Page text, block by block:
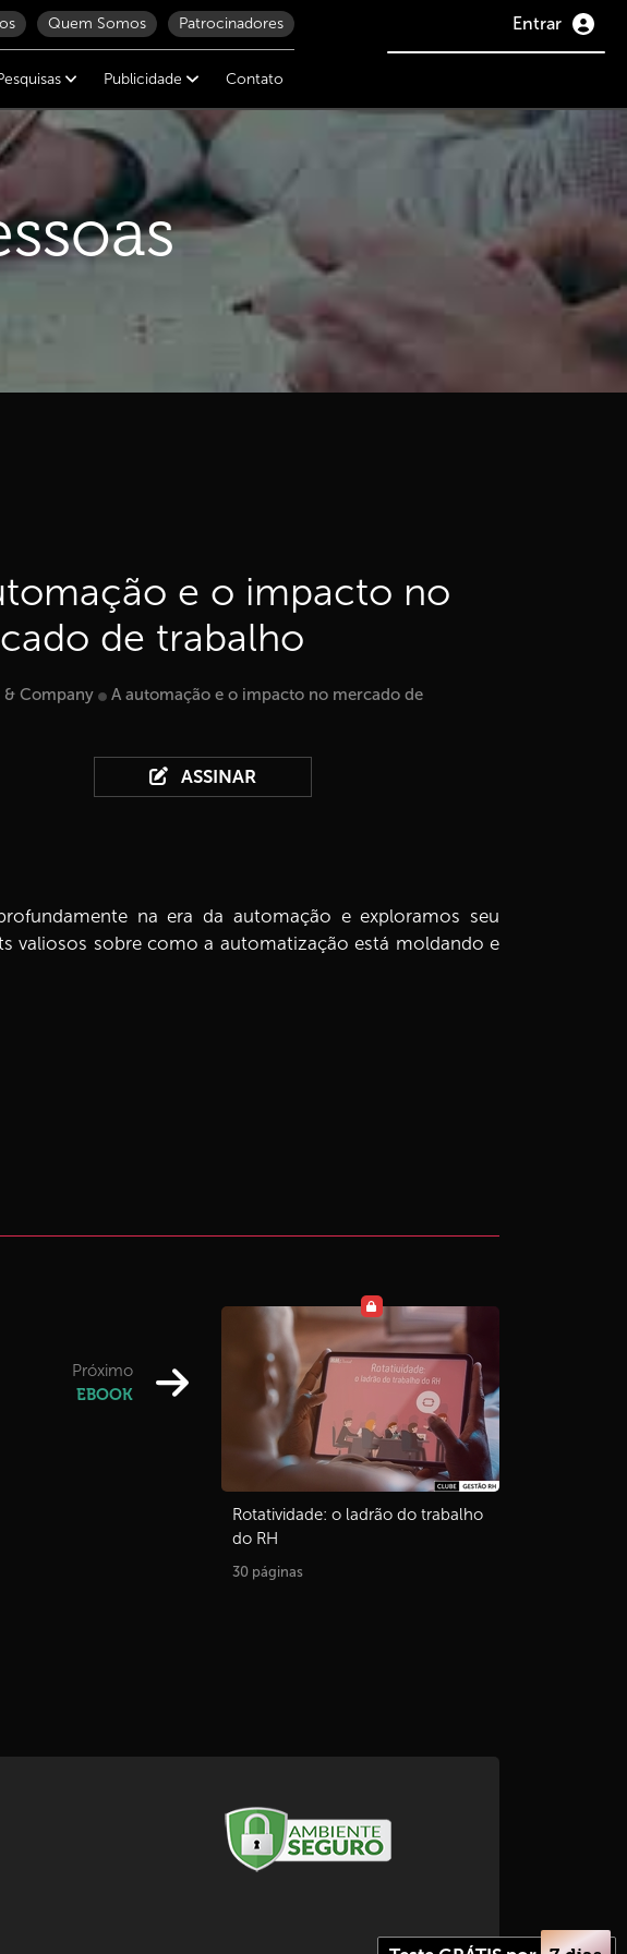
Patrocinadores
Quem Somos
Publicidade Contato
Entrar
e o impacto no
de trabalho
& Company
A automação e o impacto no mercado de
ASSINAR
na era da automação e exploramos seu
valiosos sobre como a automatização está moldando e
Próximo
EBOOK
Rotatividade: o ladrão do trabalho
do RH
30 páginas